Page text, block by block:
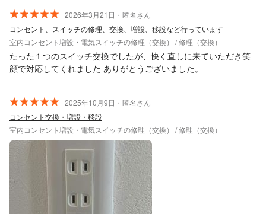
2026年3月21日・匿名さん
コンセント、スイッチの修理、交換、増設、移設など行っています
室内コンセント増設・電気スイッチの修理（交換） / 修理（交換）
たった１つのスイッチ交換でしたが、快く直しに来ていただき笑
顔で対応してくれました ありがとうございました。
2025年10月9日・匿名さん
コンセント交換・増設・移設
室内コンセント増設・電気スイッチの修理（交換） / 修理（交換）